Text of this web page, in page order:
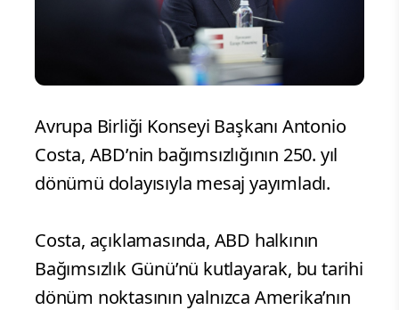
Avrupa Birliği Konseyi Başkanı Antonio
Costa, ABD’nin bağımsızlığının 250. yıl
dönümü dolayısıyla mesaj yayımladı.
Costa, açıklamasında, ABD halkının
Bağımsızlık Günü’nü kutlayarak, bu tarihi
dönüm noktasının yalnızca Amerika’nın